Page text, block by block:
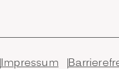
Impressum